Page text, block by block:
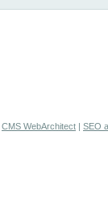
CMS WebArchitect | SEO